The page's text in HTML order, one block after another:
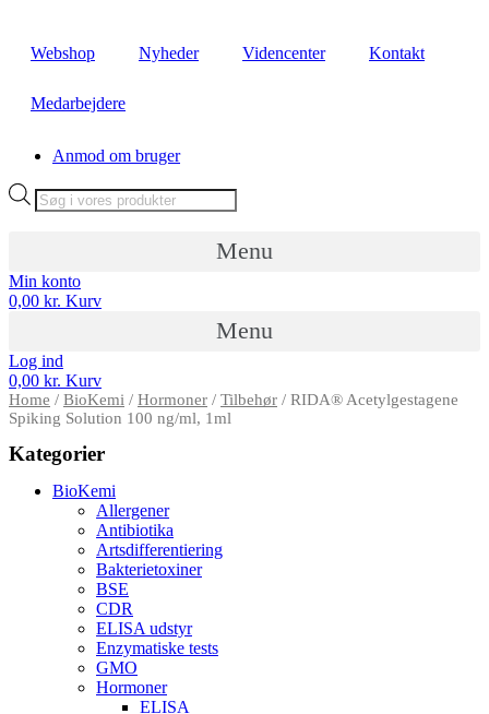
indhold
Webshop Nyheder Videncenter Kontakt
Medarbejdere
Anmod om bruger
Products
search
Menu
Min konto
0,00 kr. Kurv
Menu
Log ind
0,00 kr. Kurv
Home / BioKemi / Hormoner / Tilbehør / RIDA® Acetylgestagene
Spiking Solution 100 ng/ml, 1ml
Kategorier
BioKemi
Allergener
Antibiotika
Artsdifferentiering
Bakterietoxiner
BSE
CDR
ELISA udstyr
Enzymatiske tests
GMO
Hormoner
ELISA